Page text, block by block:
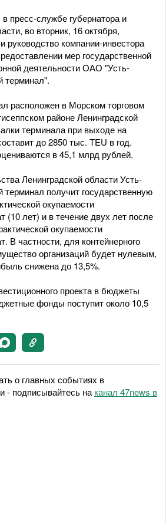
пресс-службе губернатора и
во вторник, 16 октября,
руководство компании-инвестора
мер государственной
деятельности ОАО "Усть-
терминал".
расположен в Морском торговом
районе Ленинградской
терминала при выходе на
до 2850 тыс. TEU в год.
в 45,1 млрд рублей.
Ленинградской области Усть-
терминал получит государственную
окупаемости
(10 лет) и в течение двух лет после
окупаемости
В частности, для контейнерного
организаций будет нулевым,
снижена до 13,5%.
проекта в бюджеты
фонды поступит около 10,5
о главных событиях в
- подписывайтесь на канал 47news в